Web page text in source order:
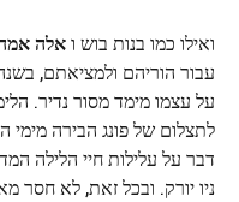
ואילו כמו בנות בוש ואלה
עבור הוריהם ולמציאתם,
על עצמו מימד מסור נדיר.
לתצלום של פונג הבירה מימי
דבר על עלילות חיי הלילה
ניו יורק. ובכל זאת, לא חסר